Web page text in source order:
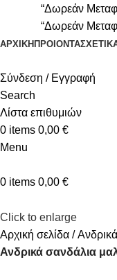
“Δωρεάν
“Δωρεάν
ΑΡΧΙΚΉ ΠΡΟΙΟΝΤΑ
Σύνδεση / Εγγραφή
Search
Λίστα επιθυμιών
0 items 0,00 €
Menu
0 items 0,00 €
Click to enlarge
Αρχική σελίδα
Ανδρικά σανδάλια